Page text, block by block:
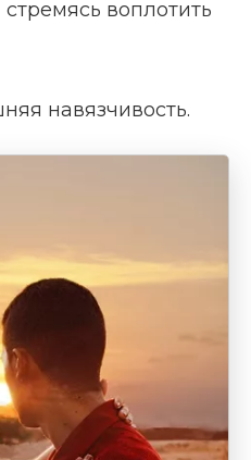
воплотить
навязчивость.